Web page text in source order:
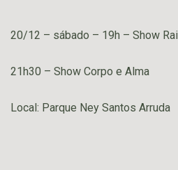
20/12 – sábado – 19h – Show
21h30 – Show Corpo e Alma
Local: Parque Ney Santos Arruda